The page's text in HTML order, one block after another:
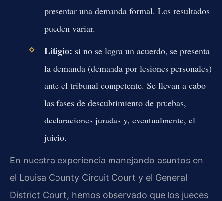
presentar una demanda formal. Los resultados
pueden variar.
Litigio: si no se logra un acuerdo, se presenta
la demanda (demanda por lesiones personales)
ante el tribunal competente. Se llevan a cabo
las fases de descubrimiento de pruebas,
declaraciones juradas y, eventualmente, el
juicio.
En nuestra experiencia manejando asuntos en
el Louisa County Circuit Court y el General
District Court, hemos observado que los jueces